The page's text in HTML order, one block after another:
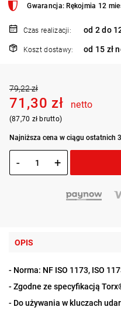
Gwarancja: Rękojmia 12
Czas realizacji: od 2 do
Koszt dostawy: od 15 zł
79,22 zł
71,30 zł netto
(87,70 zł brutto)
Najniższa cena w ciągu ostatnich
- +
OPIS
- Norma: NF ISO 1173, ISO
- Zgodne ze specyfikacją
- Do używania w kluczach